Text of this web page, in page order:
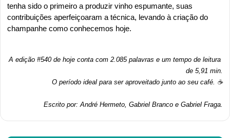
tenha sido o primeiro a produzir vinho espumante, suas
contribuições aperfeiçoaram a técnica, levando à criação do
champanhe como conhecemos hoje.
A edição #540 de hoje conta com 2.085 palavras e um tempo de leitura
de 5,91 min.
O período ideal para ser aproveitado junto ao seu café. ☕
Escrito por: André Hermeto, Gabriel Branco e Gabriel Fraga.